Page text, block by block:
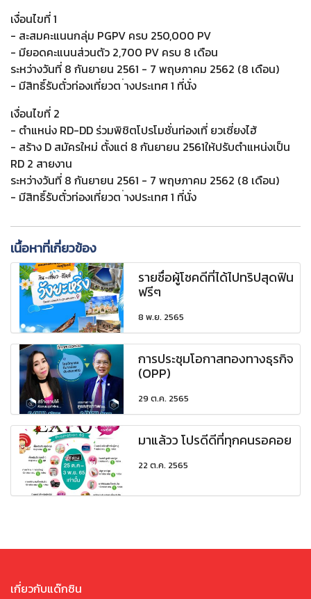
เงื่อนไขที่ 1
- สะสมคะแนนกลุ่ม PGPV ครบ 250,000 PV
- มียอดคะแนนส่วนตัว 2,700 PV ครบ 8 เดือน
ระหว่างวันที่ 8 กันยายน 2561 - 7 พฤษภาคม 2562 (8 เดือน)
- มีสิทธิ์รับตั๋วท่องเที่ยวต ่างประเทศ 1 ที่นั่ง
เงื่อนไขที่ 2
- ตำแหน่ง RD-DD ร่วมพิชิตโปรโมชั่นท่องเที่ ยวเซี่ยงไฮ้
- สร้าง D สมัครใหม่ ตั้งแต่ 8 กันยายน 2561ให้ปรับตำแหน่งเป็น
RD 2 สายงาน
ระหว่างวันที่ 8 กันยายน 2561 - 7 พฤษภาคม 2562 (8 เดือน)
- มีสิทธิ์รับตั๋วท่องเที่ยวต ่างประเทศ 1 ที่นั่ง
เนื้อหาที่เกี่ยวข้อง
รายชื่อผู้โชคดีที่ได้ไปทริปสุดฟิน
ฟรีๆ
8 พ.ย. 2565
การประชุมโอกาสทองทางธุรกิจ
(OPP)
29 ต.ค. 2565
มาแล้วว โปรดีดีที่ทุกคนรอคอย
22 ต.ค. 2565
เกี่ยวกับแด๊กซิน